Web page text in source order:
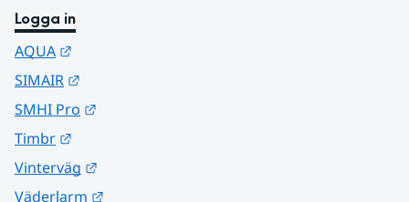
Logga in
AQUA
SIMAIR
SMHI Pro
Timbr
Vinterväg
Väderlarm